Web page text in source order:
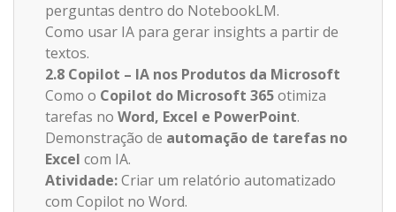
perguntas dentro do NotebookLM.
Como usar IA para gerar insights a partir de
textos.
2.8 Copilot – IA nos Produtos da Microsoft
Como o Copilot do Microsoft 365otimiza
tarefas no Word, Excel e PowerPoint.
Demonstração de automação de tarefas no
Excel com IA.
Atividade:Criar um relatório automatizado
com Copilot no Word.